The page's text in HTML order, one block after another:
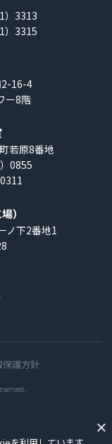
）3313
）3315
2-16-4
ー8階
若原8番地
0855
）
ノ下2番地1
護方針